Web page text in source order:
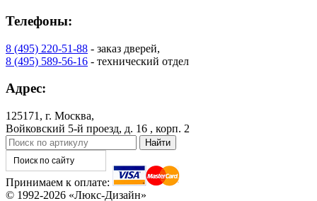
Телефоны:
8 (495) 220-51-88 - заказ дверей,
8 (495) 589-56-16 - технический отдел
Адрес:
125171, г. Москва,
Войковский 5-й проезд, д. 16 , корп. 2
Принимаем к оплате:
© 1992-2026 «Люкс-Дизайн»